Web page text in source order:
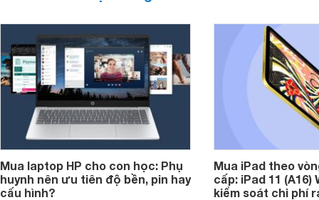
Mua laptop HP cho con học: Phụ
huynh nên ưu tiên độ bền, pin hay
cấu hình?
Mua iPad theo
cấp: iPad 11 (A16)
kiểm soát chi phí